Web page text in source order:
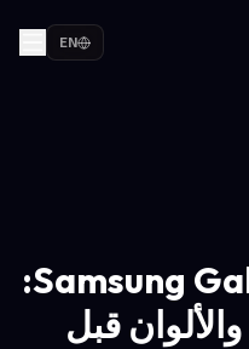
EN
تسريبات Samsung Galaxy A27:
قبل